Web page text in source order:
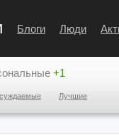
Блоги Люди
Лучшие
+1